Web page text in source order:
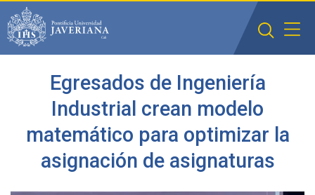
Saltar al contenido principal
Egresados de Ingeniería
Industrial crean modelo
matemático para optimizar la
asignación de asignaturas